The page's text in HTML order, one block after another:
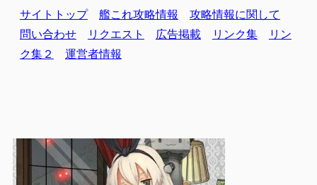
サイトトップ 艦これ攻略情報
攻略情報に関して
問い合わせ
リクエスト 広告掲載 リンク集
リン
ク集２
運営者情報